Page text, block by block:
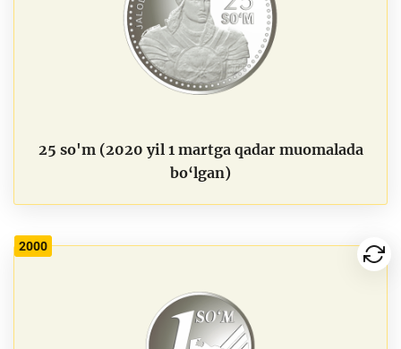
25 so'm (2020 yil 1 martga qadar muomalada
bo‘lgan)
2000